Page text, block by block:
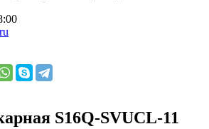
S16Q-SVUCL-11